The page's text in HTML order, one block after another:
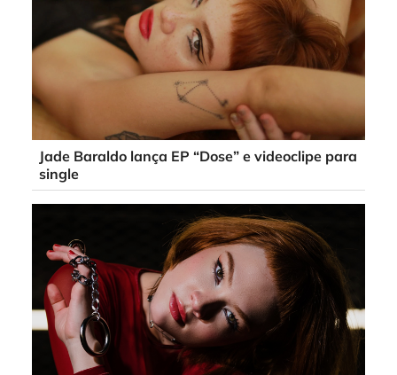
Jade Baraldo lança EP “Dose” e videoclipe para
single